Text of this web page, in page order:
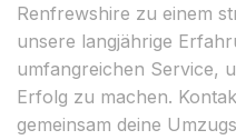
Renfrewshire zu einem
unsere langjährige
umfangreichen Service,
Erfolg zu machen.
gemeinsam deine